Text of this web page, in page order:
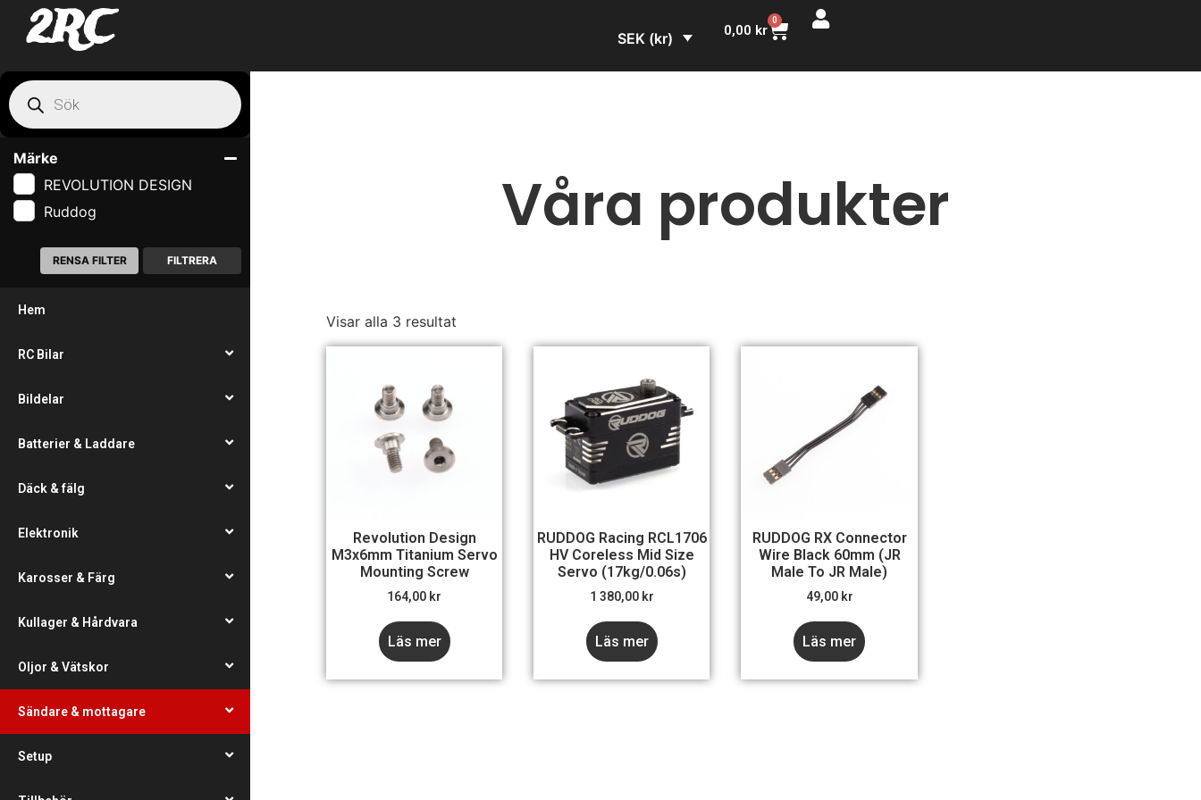
2RC SEK (kr) 0,00 kr
0
Märke
REVOLUTION DESIGN
Ruddog
FILTRERA
RENSA FILTER
Hem
RC Bilar
Bildelar
Batterier & Laddare
Däck & fälg
Elektronik
Karosser & Färg
Kullager & Hårdvara
Oljor & Vätskor
Sändare & mottagare
Setup
Våra produkter
Visar alla 3 resultat
Revolution Design
M3x6mm Titanium Servo
Mounting Screw
164,00 kr
Läs mer
RUDDOG Racing RCL1706
HV Coreless Mid Size
Servo (17kg/0.06s)
1 380,00 kr
Läs mer
RUDDOG RX Connector
Wire Black 60mm (JR
Male To JR Male)
49,00 kr
Läs mer